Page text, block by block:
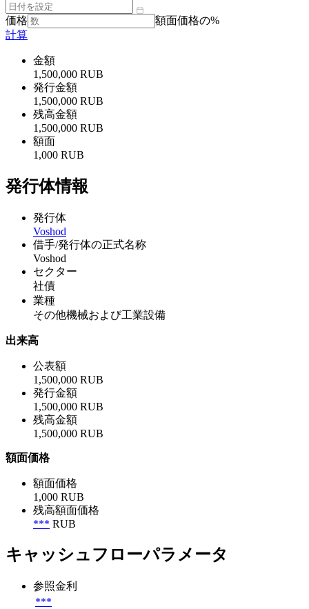
価格
額面価格の%
計算
金額
1,500,000 RUB
発行金額
1,500,000 RUB
残高金額
1,500,000 RUB
額面
1,000 RUB
発行体情報
発行体
Voshod
借手/発行体の正式名称
Voshod
セクター
社債
業種
その他機械および工業設備
出来高
公表額
1,500,000 RUB
発行金額
1,500,000 RUB
残高金額
1,500,000 RUB
額面価格
額面価格
1,000 RUB
残高額面価格
*** RUB
キャッシュフローパラメータ
参照金利
***